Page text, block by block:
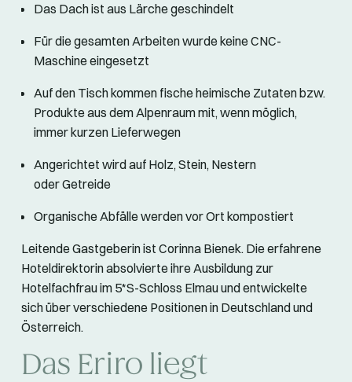
Das Dach ist aus Lärche geschindelt
Für die gesamten Arbeiten wurde keine CNC-
Maschine eingesetzt
Auf den Tisch kommen fische heimische Zutaten bzw.
Produkte aus dem Alpenraum mit, wenn möglich,
immer kurzen Lieferwegen
Angerichtet wird auf Holz, Stein, Nestern
oder Getreide
Organische Abfälle werden vor Ort kompostiert
Leitende Gastgeberin ist Corinna Bienek. Die erfahrene
Hoteldirektorin absolvierte ihre Ausbildung zur
Hotelfachfrau im 5*S-Schloss Elmau und entwickelte
sich über verschiedene Positionen in Deutschland und
Österreich.
Das Eriro liegt